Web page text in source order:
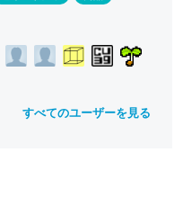
すべてのユーザーを見る